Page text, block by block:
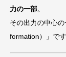
力の一部。
その出力の中心
formation）」です